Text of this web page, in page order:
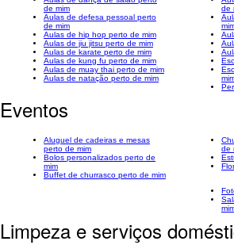
de mim
Aulas de defesa pessoal perto
de mim
Aulas de hip hop perto de mim
Aulas de jiu jitsu perto de mim
Aulas de karate perto de mim
Aulas de kung fu perto de mim
Aulas de muay thai perto de mim
Aulas de natação perto de mim
de
Eventos
Aluguel de cadeiras e mesas
perto de mim
Bolos personalizados perto de
mim
Buffet de churrasco perto de mim
de
Limpeza e serviços